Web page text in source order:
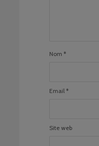
Nom *
Email *
Site web